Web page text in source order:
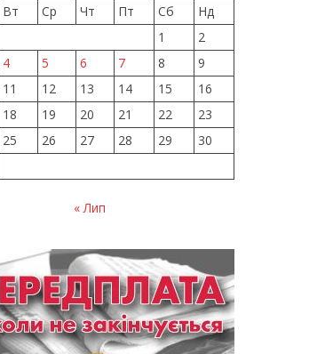
Вт Ср Чт Пт Сб
Нд
1
2
4 5 6 7 8
9
11 12 13 14 15
16
18 19 20 21 22
23
25 26 27 28 29
30
« Лип